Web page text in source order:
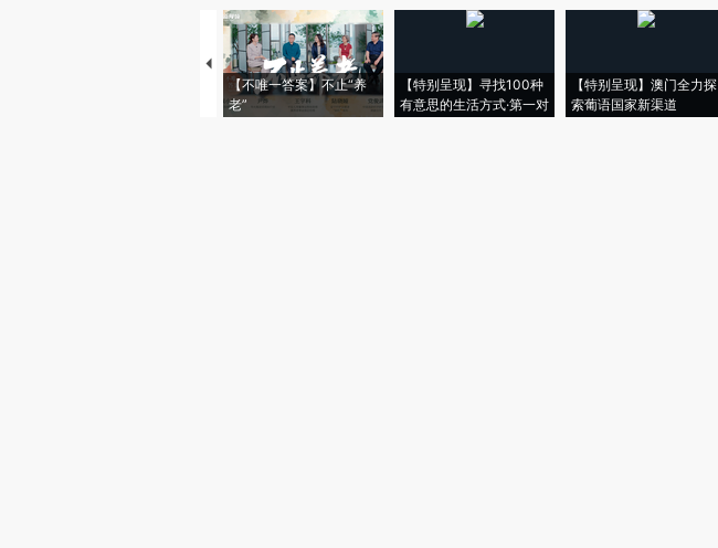
【不唯一答案】不止“养
老”
【特别呈现】寻找100种
有意思的生活方式·第一对
【特别呈现】澳门全力探
索葡语国家新渠道